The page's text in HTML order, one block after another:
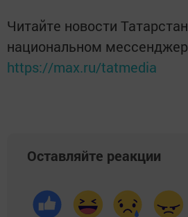
Читайте новости
национальном
https://max.ru/tatmedia
Оставляйте реакции